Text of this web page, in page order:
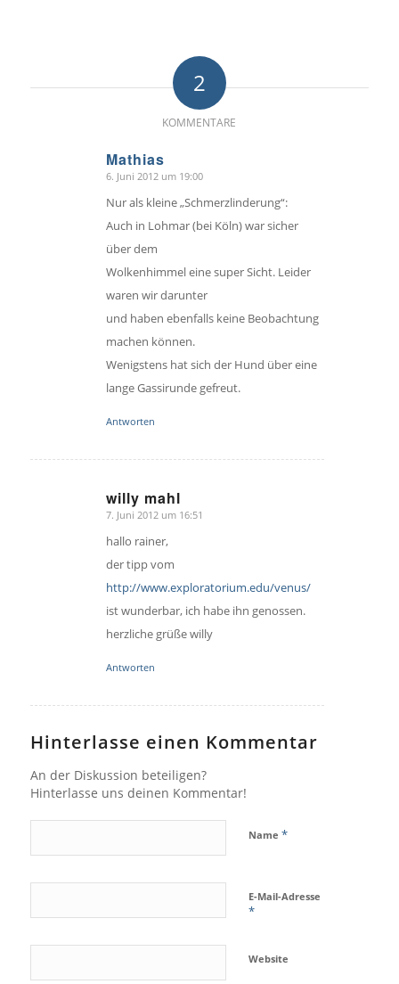
2
KOMMENTARE
Mathias
sagte:
6. Juni 2012 um 19:00
Nur als kleine „Schmerzlinderung“:
Auch in Lohmar (bei Köln) war sicher
über dem
Wolkenhimmel eine super Sicht. Leider
waren wir darunter
und haben ebenfalls keine Beobachtung
machen können.
Wenigstens hat sich der Hund über eine
lange Gassirunde gefreut.
Antworten
willy mahl
sagte:
7. Juni 2012 um 16:51
hallo rainer,
der tipp vom
http://www.exploratorium.edu/venus/
ist wunderbar, ich habe ihn genossen.
herzliche grüße willy
Antworten
Hinterlasse einen Kommentar
An der Diskussion beteiligen?
Hinterlasse uns deinen Kommentar!
Name *
E-Mail-Adresse
*
Website